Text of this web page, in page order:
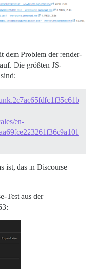
dem Problem der render-
Die größten JS-
en-
ist, das in Discourse
Test aus der